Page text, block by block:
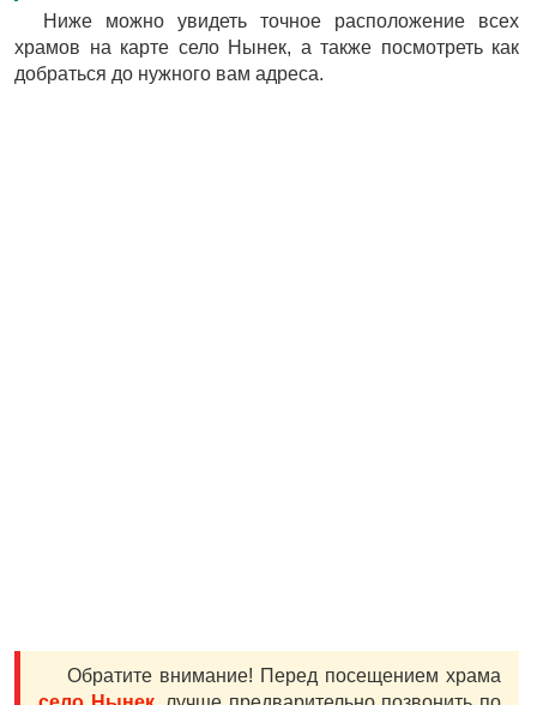
Ниже можно увидеть точное расположение всех
храмов на карте село Нынек, а также посмотреть как
добраться до нужного вам адреса.
Обратите внимание! Перед посещением храма